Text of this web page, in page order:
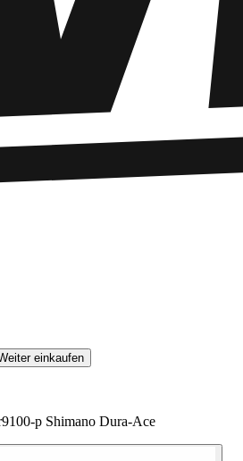
einkaufen
p Shimano Dura-Ace